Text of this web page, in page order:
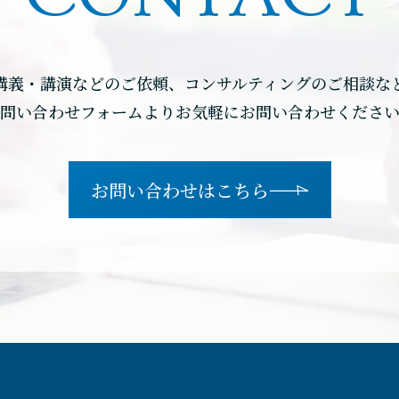
義・講演などのご依頼、コンサルティングのご相談な
い合わせフォームよりお気軽にお問い合わせくださ
お問い合わせはこちら